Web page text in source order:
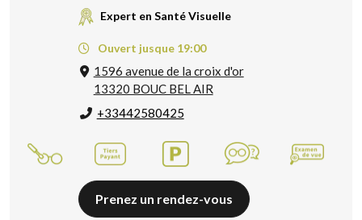
Expert en Santé Visuelle
Ouvert jusque 19:00
1596 avenue de la croix d'or
13320 BOUC BEL AIR
+33442580425
Prenez un rendez-vous